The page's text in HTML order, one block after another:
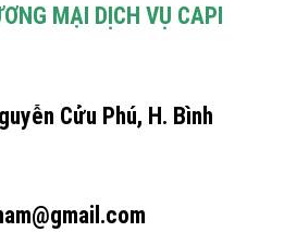
MẠI DỊCH VỤ CAPI
Cửu Phú, H. Bình